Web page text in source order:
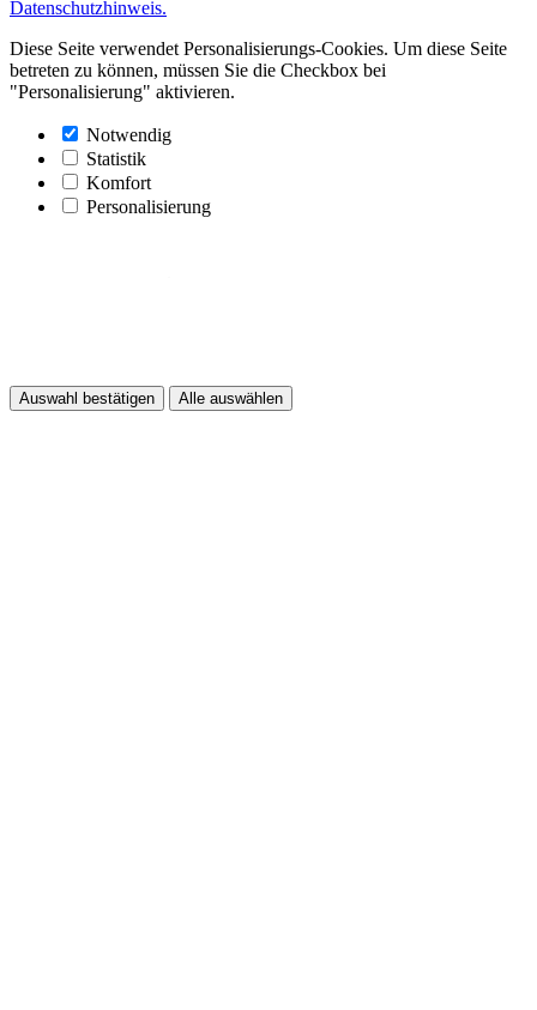
Datenschutzhinweis.
Diese Seite verwendet Personalisierungs-Cookies. Um diese Seite
betreten zu können, müssen Sie die Checkbox bei
"Personalisierung" aktivieren.
Notwendig
Statistik
Komfort
Personalisierung
Auswahl bestätigen Alle auswählen